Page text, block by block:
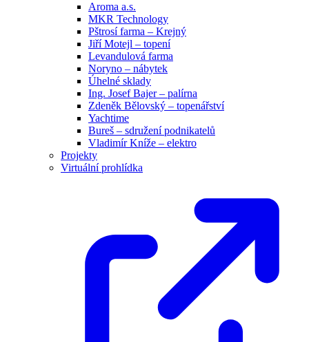
Aroma a.s.
MKR Technology
Pštrosí farma – Krejný
Jiří Motejl – topení
Levandulová farma
Noryno – nábytek
Úhelné sklady
Ing. Josef Bajer – palírna
Zdeněk Bělovský – topenářství
Yachtime
Bureš – sdružení podnikatelů
Vladimír Kníže – elektro
Projekty
Virtuální prohlídka